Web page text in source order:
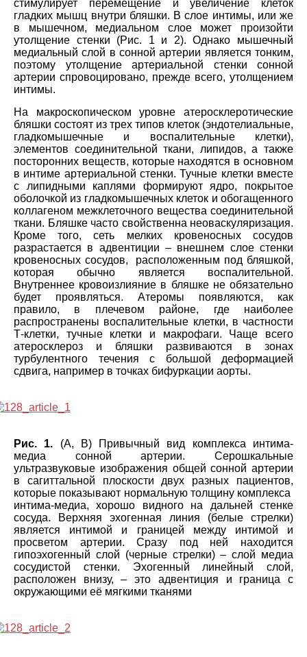
стимулирует перемещение и увеличение клеток
гладких мышц внутри бляшки. В слое интимы, или же
в мышечном, медиальном слое может произойти
утолщение стенки (Рис. 1 и 2). Однако мышечный
медиальный слой в сонной артерии является тонким,
поэтому утолщение артериальной стенки сонной
артерии спровоцировано, прежде всего, утолщением
интимы.
На макроскопическом уровне атеросклеротические
бляшки состоят из трех типов клеток (эндотелиальные,
гладкомышечные и воспалительные клетки),
элементов соединительной ткани, липидов, а также
посторонних веществ, которые находятся в основном
в интиме артериальной стенки. Тучные клетки вместе
с липидными каплями формируют ядро, покрытое
оболочкой из гладкомышечных клеток и обогащенного
коллагеном межклеточного вещества соединительной
ткани. Бляшке часто свойственна неоваскуляризация.
Кроме того, сеть мелких кровеносных сосудов
разрастается в адвентиции – внешнем слое стенки
кровеносных сосудов, расположенным под бляшкой,
которая обычно является воспалительной.
Внутреннее кровоизлияние в бляшке не обязательно
будет проявляться. Атеромы появляются, как
правило, в плечевом районе, где наиболее
распространены воспалительные клетки, в частности
Т-клетки, тучные клетки и макрофаги. Чаще всего
атеросклероз и бляшки развиваются в зонах
турбулентного течения с большой деформацией
сдвига, например в точках бифуркации аорты.
Рис. 1. (А, В) Привычный вид комплекса интима-
медиа сонной артерии. Серошкальные
ультразвуковые изображения общей сонной артерии
в сагиттальной плоскости двух разных пациентов,
которые показывают нормальную толщину комплекса
интима-медиа, хорошо видного на дальней стенке
сосуда. Верхняя эхогенная линия (белые стрелки)
является интимой и границей между интимой и
просветом артерии. Сразу под ней находится
гипоэхогенный слой (черные стрелки) – слой медиа
сосудистой стенки. Эхогенный линейный слой,
расположен внизу, – это адвентиция и граница с
окружающими её мягкими тканями